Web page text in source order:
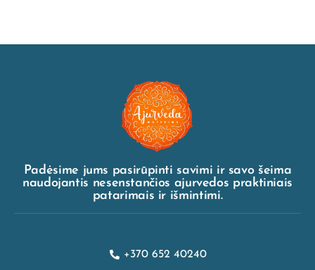
Padėsime jums pasirūpinti savimi ir savo šeima
naudojantis nesenstančios ajurvedos praktiniais
patarimais ir išmintimi.
+370 652 40240